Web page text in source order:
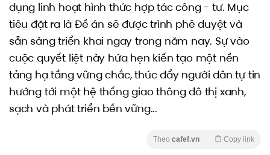
dụng linh hoạt hình thức hợp tác công - tư. Mục
tiêu đặt ra là Đề án sẽ được trình phê duyệt và
sẵn sàng triển khai ngay trong năm nay. Sự vào
cuộc quyết liệt này hứa hẹn kiến tạo một nền
tảng hạ tầng vững chắc, thúc đẩy người dân tự tin
hướng tới một hệ thống giao thông đô thị xanh,
sạch và phát triển bền vững...
Theo cafef.vn Copy link